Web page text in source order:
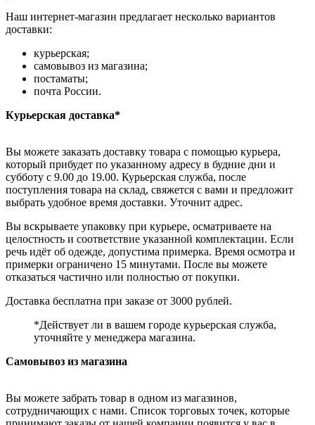
Наш интернет-магазин предлагает несколько вариантов
доставки:
курьерская;
самовывоз из магазина;
постаматы;
почта России.
Курьерская доставка*
Вы можете заказать доставку товара с помощью курьера,
который прибудет по указанному адресу в будние дни и
субботу с 9.00 до 19.00. Курьерская служба, после
поступления товара на склад, свяжется с вами и предложит
выбрать удобное время доставки. Уточнит адрес.
Вы вскрываете упаковку при курьере, осматриваете на
целостность и соответствие указанной комплектации. Если
речь идёт об одежде, допустима примерка. Время осмотра и
примерки ограничено 15 минутами. После вы можете
отказаться частично или полностью от покупки.
Доставка бесплатна при заказе от 3000 рублей.
*Действует ли в вашем городе курьерская служба,
уточняйте у менеджера магазина.
Самовывоз из магазина
Вы можете забрать товар в одном из магазинов,
сотрудничающих с нами. Список торговых точек, которые